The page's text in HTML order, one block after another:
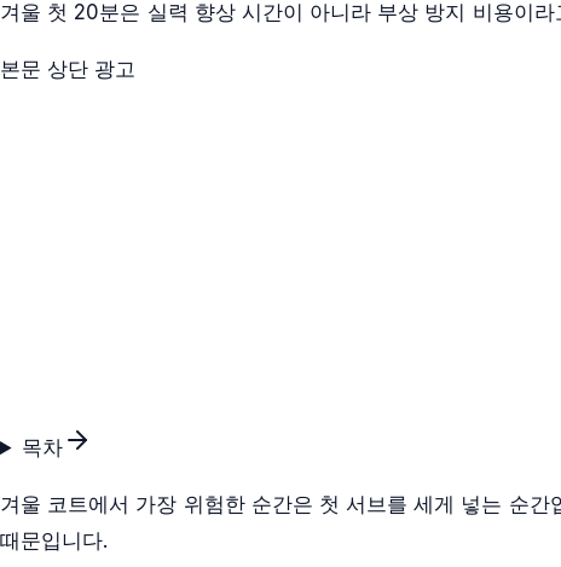
겨울 첫 20분은 실력 향상 시간이 아니라 부상 방지 비용이라
본문 상단 광고
목차
겨울 코트에서 가장 위험한 순간은 첫 서브를 세게 넣는 순
때문입니다.